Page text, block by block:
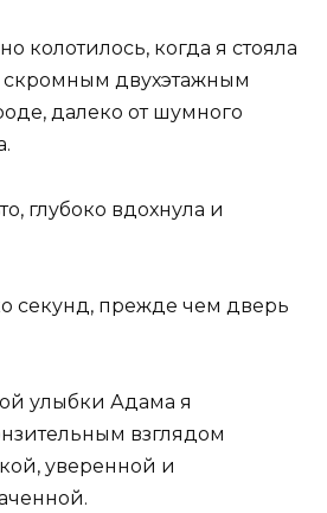
колотилось, когда я стояла
двухэтажным
далеко от шумного
глубоко вдохнула и
секунд, прежде чем дверь
улыбки Адама я
взглядом
уверенной и